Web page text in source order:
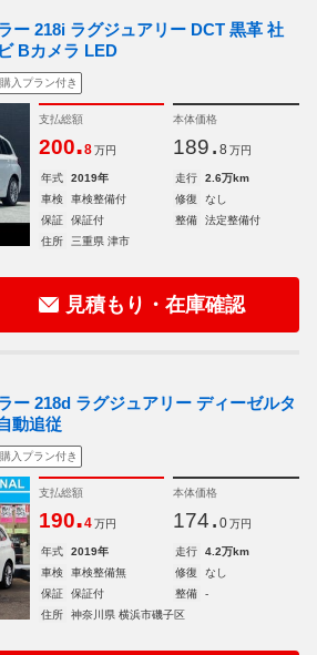
ー 218i ラグジュアリー DCT 黒革 社
Bカメラ LED
購入プラン付き
支払総額
200.8 万円
本体価格
189. 8 万円
年式 2019年 走行
2.6万km
車検
車検整備付 修復
なし
保証
保証付 整備
法定整備付
住所
三重県 津市
見積もり・在庫確認
ー 218d ラグジュアリー ディーゼルタ
動追従
購入プラン付き
支払総額
190.4 万円
本体価格
174. 0 万円
年式 2019年 走行
4.2万km
車検
車検整備無 修復
なし
保証
保証付 整備
-
住所
神奈川県 横浜市磯子区